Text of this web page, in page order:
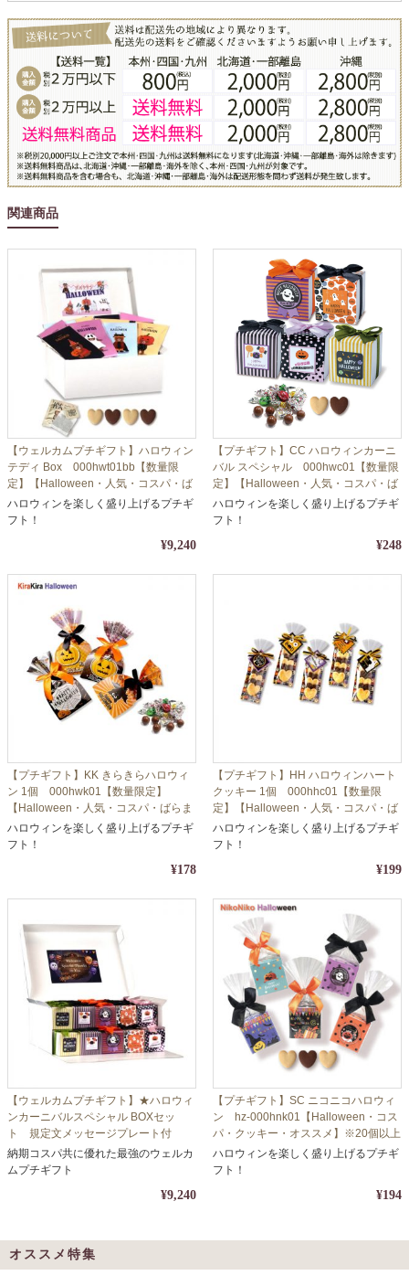
関連商品
【ウェルカムプチギフト】ハロウィン
テディ Box 000hwt01bb【数量限
定】【Halloween・人気・コスパ・ば
らまき】
ハロウィンを楽しく盛り上げるプチギ
フト！
¥9,240
【プチギフト】CC ハロウィンカーニ
バル スペシャル 000hwc01【数量限
定】【Halloween・人気・コスパ・ば
らまき】※10個以上でご注文ください
ハロウィンを楽しく盛り上げるプチギ
フト！
¥248
【プチギフト】KK きらきらハロウィ
ン 1個 000hwk01【数量限定】
【Halloween・人気・コスパ・ばらま
き】※10個以上でご注文ください
ハロウィンを楽しく盛り上げるプチギ
フト！
¥178
【プチギフト】HH ハロウィンハート
クッキー 1個 000hhc01【数量限
定】【Halloween・人気・コスパ・ば
らまき】※10個以上でご注文ください
ハロウィンを楽しく盛り上げるプチギ
フト！
¥199
【ウェルカムプチギフト】★ハロウィ
ンカーニバルスペシャル BOXセッ
ト 規定文メッセージプレート付
き//000hwc01bb【定型文・クッキ
ー】
納期コスパ共に優れた最強のウェルカ
ムプチギフト
¥9,240
【プチギフト】SC ニコニコハロウィ
ン hz-000hnk01【Halloween・コス
パ・クッキー・オススメ】※20個以上
でご注文ください
ハロウィンを楽しく盛り上げるプチギ
フト！
¥194
オススメ特集